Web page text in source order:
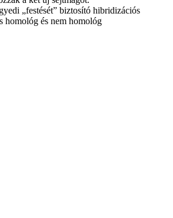
„festését” biztosító hibridizációs
homológ és nem homológ